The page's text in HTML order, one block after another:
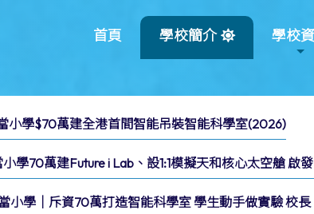
首頁 學校簡介 學校
小學$70萬建全港首間智能吊裝智能科學室(2026)
學70萬建Future i Lab、設1:1模擬天和核心太空艙 啟
小學｜斥資70萬打造智能科學室 學生動手做實驗 校